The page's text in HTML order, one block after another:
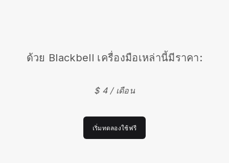
ด้วย Blackbell เครื่องมือเหล่านี้มีราคา:
$ 4 / เดือน
เริ่มทดลองใช้ฟรี